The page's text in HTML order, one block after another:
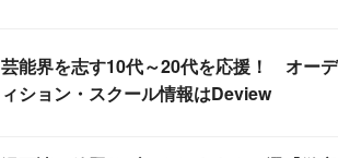
芸能界を志す10代～20代を応援！ オーデ
ィション・スクール情報はDeview